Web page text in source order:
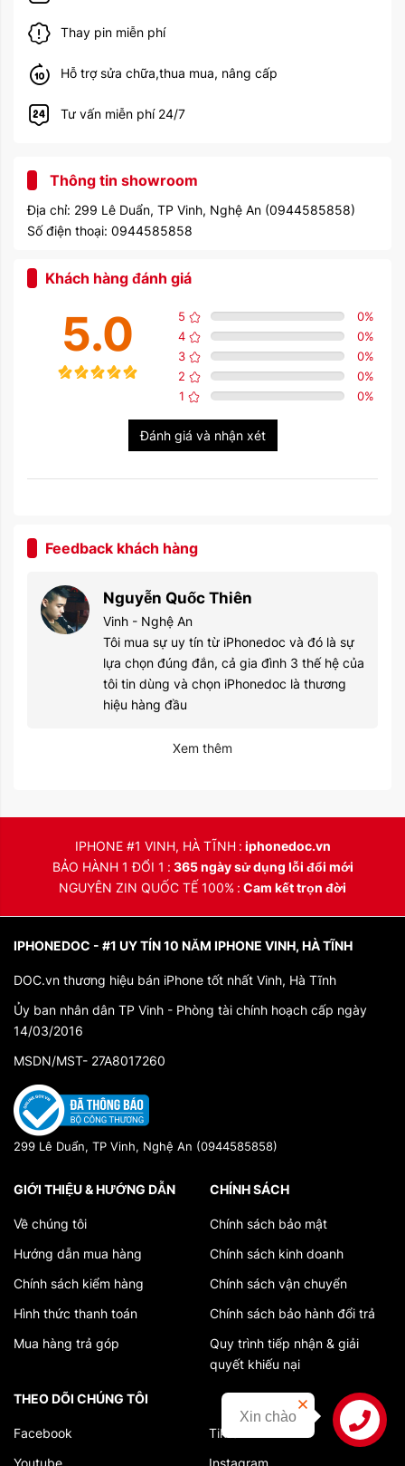
Thay pin miễn phí
Hỗ trợ sửa chữa,thua mua, nâng cấp
Tư vấn miễn phí 24/7
Thông tin showroom
Địa chỉ: 299 Lê Duẩn, TP Vinh, Nghệ An (0944585858)
Số điện thoại: 0944585858
Khách hàng đánh giá
5.0 5 0%
4
0%
3
0%
2
0%
1
0%
Đánh giá và nhận xét
Feedback khách hàng
Nguyễn Quốc Thiên
Vinh - Nghệ An
Tôi mua sự uy tín từ iPhonedoc và đó là sự
lựa chọn đúng đắn, cả gia đình 3 thế hệ của
tôi tin dùng và chọn iPhonedoc là thương
hiệu hàng đầu
Xem thêm
IPHONE #1 VINH, HÀ TĨNH
iphonedoc.vn
BẢO HÀNH 1 ĐỔI 1
365 ngày sử dụng lỗi đổi mới
NGUYÊN ZIN QUỐC TẾ 100% Cam kết trọn đời
IPHONEDOC - #1 UY TÍN 10 NĂM IPHONE VINH, HÀ TĨNH
DOC.vn thương hiệu bán iPhone tốt nhất Vinh, Hà Tĩnh
Ủy ban nhân dân TP Vinh - Phòng tài chính hoạch cấp ngày
14/03/2016
MSDN/MST- 27A8017260
299 Lê Duẩn, TP Vinh, Nghệ An (0944585858)
GIỚI THIỆU & HƯỚNG DẪN
Về chúng tôi
Hướng dẫn mua hàng
Chính sách kiểm hàng
Hình thức thanh toán
Mua hàng trả góp
CHÍNH SÁCH
Chính sách bảo mật
Chính sách kinh doanh
Chính sách vận chuyển
Chính sách bảo hành đổi trả
Quy trình tiếp nhận & giải
quyết khiếu nại
THEO DÕI CHÚNG TÔI
Facebook
Youtube
Tiktok
Instagram
Liên hệ
Xin chào